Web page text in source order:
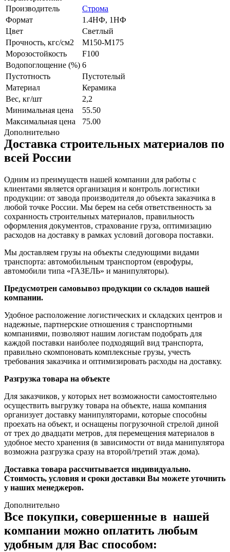
Производитель
Строма
Формат
1.4НФ, 1НФ
Цвет
Светлый
Прочность, кгс/см2
M150-М175
Морозостойкость
F100
Водопоглощение (%) 6
Пустотность
Пустотелый
Материал
Керамика
Вес, кг/шт
2,2
Минимальная цена
55.50
Максимальная цена
75.00
Дополнительно
Доставка строительных материалов по
всей России
Одним из преимуществ нашей компании для работы с
клиентами является организация и контроль логистики
продукции: от завода производителя до объекта заказчика в
любой точке России. Мы берем на себя ответственность за
сохранность строительных материалов, правильность
оформления документов, страхование груза, оптимизацию
расходов на доставку в рамках условий договора поставки.
Мы доставляем грузы на объекты следующими видами
транспорта: автомобильным транспортом (еврофуры,
автомобили типа «ГАЗЕЛЬ» и манипуляторы).
Предусмотрен самовывоз продукции со складов нашей
компании.
Удобное расположение логистических и складских центров и
надежные, партнерские отношения с транспортными
компаниями, позволяют нашим логистам подобрать для
каждой поставки наиболее подходящий вид транспорта,
правильно скомпоновать комплексные грузы, учесть
требования заказчика и оптимизировать расходы на доставку.
Разгрузка товара на объекте
Для заказчиков, у которых нет возможности самостоятельно
осуществить выгрузку товара на объекте, наша компания
организует доставку манипуляторами, которые способны
проехать на объект, и оснащены погрузочной стрелой диной
от трех до двадцати метров, для перемещения материалов в
удобное место хранения (в зависимости от вида манипулятора
возможна разгрузка сразу на второй/третий этаж дома).
Доставка товара рассчитывается индивидуально.
Стоимость, условия и сроки доставки Вы можете уточнить
у наших менеджеров.
Дополнительно
Все покупки, совершенные в нашей
компании можно оплатить любым
удобным для Вас способом: